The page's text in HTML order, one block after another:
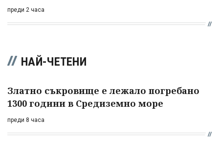
преди 2 часа
НАЙ-ЧЕТЕНИ
Златно съкровище е лежало погребано
1300 години в Средиземно море
преди 8 часа